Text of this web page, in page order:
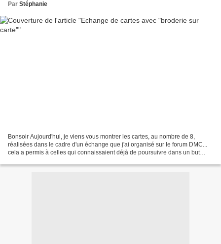
Par Stéphanie
Bonsoir Aujourd'hui, je viens vous montrer les cartes, au nombre de 8,
réalisées dans le cadre d'un échange que j'ai organisé sur le forum DMC...
cela a permis à celles qui connaissaient déjà de poursuivre dans un but